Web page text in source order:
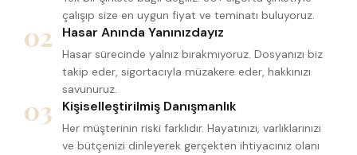
çalışıp size en uygun fiyat ve teminatı buluyoruz.
02 Hasar Anında Yanınızdayız
Hasar sürecinde yalnız bırakmıyoruz. Dosyanızı biz
takip eder, sigortacıyla müzakere eder, hakkınızı
savunuruz.
03 Kişiselleştirilmiş Danışmanlık
Her müşterinin riski farklıdır. Hayatınızı, varlıklarınızı
ve bütçenizi dinleyerek gerçekten ihtiyacınız olanı